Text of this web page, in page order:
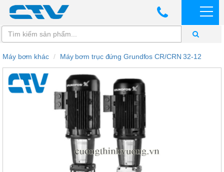
Máy bơm khác Máy bơm trục đứng Grundfos CR/CRN 32-12